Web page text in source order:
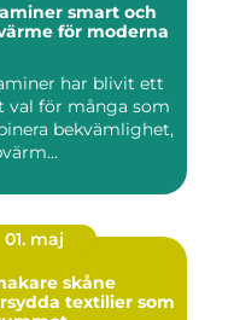
smart och
för moderna
har blivit ett
val för många som
bekvämlighet,
01. maj
skåne
textilier som